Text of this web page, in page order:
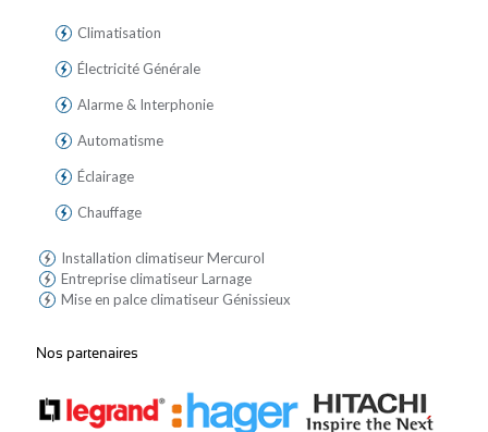
Climatisation
Électricité Générale
Alarme & Interphonie
Automatisme
Éclairage
Chauffage
Installation climatiseur Mercurol
Entreprise climatiseur Larnage
Mise en palce climatiseur Génissieux
Nos partenaires